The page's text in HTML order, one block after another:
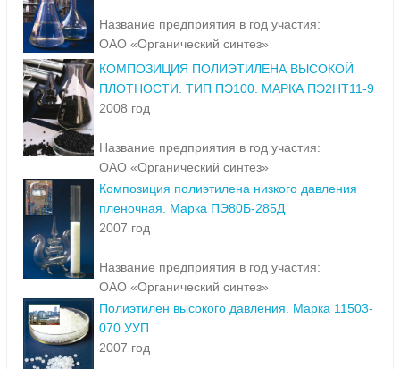
Название предприятия в год участия:
ОАО «Органический синтез»
КОМПОЗИЦИЯ ПОЛИЭТИЛЕНА ВЫСОКОЙ
ПЛОТНОСТИ. ТИП ПЭ100. МАРКА ПЭ2НТ11-9
2008 год
Название предприятия в год участия:
ОАО «Органический синтез»
Композиция полиэтилена низкого давления
пленочная. Марка ПЭ80Б-285Д
2007 год
Название предприятия в год участия:
ОАО «Органический синтез»
Полиэтилен высокого давления. Марка 11503-
070 УУП
2007 год